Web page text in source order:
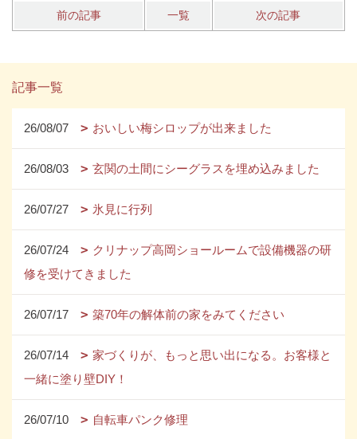
前の記事 一覧 次の記事
記事一覧
26/08/07 おいしい梅シロップが出来ました
26/08/03 玄関の土間にシーグラスを埋め込みました
26/07/27 氷見に行列
26/07/24
クリナップ高岡ショールームで設備機器の研
修を受けてきました
26/07/17 築70年の解体前の家をみてください
26/07/14
家づくりが、もっと思い出になる。お客様と
一緒に塗り壁DIY！
26/07/10 自転車パンク修理